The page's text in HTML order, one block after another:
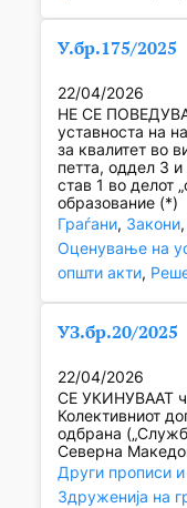
У.бр.175/2025
22/04/2026
НЕ СЕ ПОВЕДУВА
уставноста на
за квалитет во
петта, оддел 3
став 1 во делот
образование (*)
Граѓани, Закони,
Оценување на
општи акти,
УЗ.бр.20/2025
22/04/2026
СЕ УКИНУВААТ
Колективниот
одбрана
Северна
Други прописи
Здруженија на